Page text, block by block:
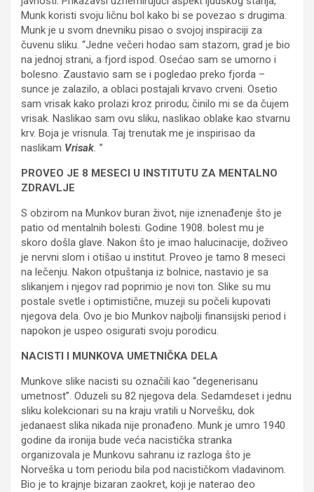
Munk koristi svoju ličnu bol kako bi se povezao s drugima.
Munk je u svom dnevniku pisao o svojoj inspiraciji za
čuvenu sliku. “Jedne večeri hodao sam stazom, grad je bio
na jednoj strani, a fjord ispod. Osećao sam se umorno i
bolesno. Zaustavio sam se i pogledao preko fjorda –
sunce je zalazilo, a oblaci postajali krvavo crveni. Osetio
sam vrisak kako prolazi kroz prirodu; činilo mi se da čujem
vrisak. Naslikao sam ovu sliku, naslikao oblake kao stvarnu
krv. Boja je vrisnula. Taj trenutak me je inspirisao da
naslikam Vrisak. ”
PROVEO JE 8 MESECI U INSTITUTU ZA MENTALNO
ZDRAVLJE
S obzirom na Munkov buran život, nije iznenađenje što je
patio od mentalnih bolesti. Godine 1908. bolest mu je
skoro došla glave. Nakon što je imao halucinacije, doživeo
je nervni slom i otišao u institut. Proveo je tamo 8 meseci
na lečenju. Nakon otpuštanja iz bolnice, nastavio je sa
slikanjem i njegov rad poprimio je novi ton. Slike su mu
postale svetle i optimistične, muzeji su počeli kupovati
njegova dela. Ovo je bio Munkov najbolji finansijski period i
napokon je uspeo osigurati svoju porodicu.
NACISTI I MUNKOVA UMETNIČKA DELA
Munkove slike nacisti su označili kao “degenerisanu
umetnost”. Oduzeli su 82 njegova dela. Sedamdeset i jednu
sliku kolekcionari su na kraju vratili u Norvešku, dok
jedanaest slika nikada nije pronađeno. Munk je umro 1940
godine da ironija bude veća nacistička stranka
organizovala je Munkovu sahranu iz razloga što je
Norveška u tom periodu bila pod nacističkom vladavinom.
Bio je to krajnje bizaran zaokret, koji je naterao deo